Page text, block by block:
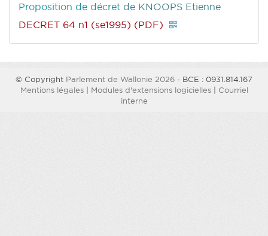
Proposition de décret de KNOOPS Etienne
DECRET 64 n1 (se1995) (PDF)
© Copyright Parlement de Wallonie 2026 - BCE : 0931.814.167
Mentions légales| Modules d'extensions logicielles| Courriel
interne